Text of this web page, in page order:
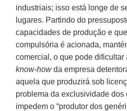
industriais; isso está longe de
lugares. Partindo do
capacidades de produção e
compulsória é acionada,
comercial, o que pode dificultar
know-howda empresa
aquela que produzirá sob
problema da exclusividade
impedem o “produtor dos